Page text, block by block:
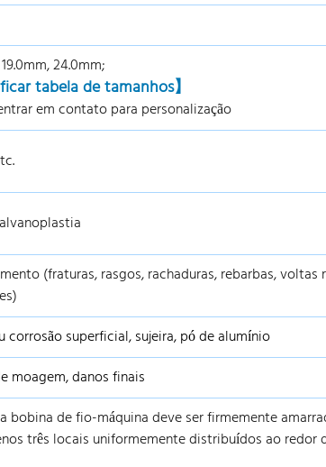
24.0mm;
tabela de tamanhos】
em contato para personalização
(fraturas, rasgos, rachaduras, rebarbas, voltas
corrosão superficial, sujeira, pó de alumínio
moagem, danos finais
bobina de fio-máquina deve ser firmemente
três locais uniformemente distribuídos ao redor